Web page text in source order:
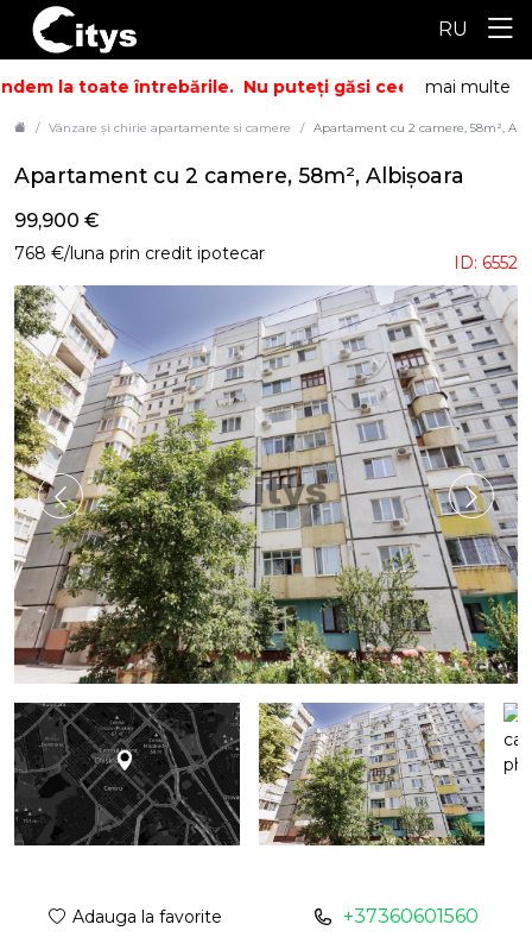
RU
la toate întrebările. Nu puteți găsi ceea ce căutați?
mai multe
Vânzare și chirie apartamente si camere Apartament cu 2 camere, 58m²,
Apartament cu 2 camere, 58m², Albișoara
ID: 6552
99,900 €
768 €/luna prin credit ipotecar
Adauga la favorite +37360601560